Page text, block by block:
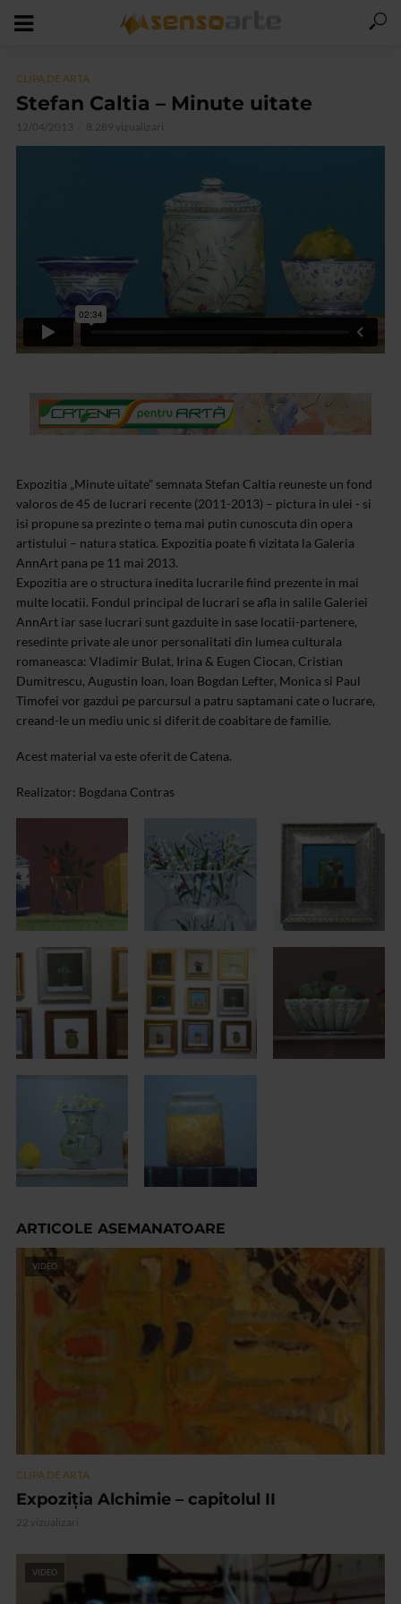
CLIPA DE ARTA
Stefan Caltia – Minute uitate
12/04/2013 8.289 vizualizari
Expozitia „Minute uitate” semnata Stefan Caltia reuneste un fond
valoros de 45 de lucrari recente (2011-2013) – pictura in ulei - si
isi propune sa prezinte o tema mai putin cunoscuta din opera
artistului – natura statica. Expozitia poate fi vizitata la Galeria
AnnArt pana pe 11 mai 2013.
Expozitia are o structura inedita lucrarile fiind prezente in mai
multe locatii. Fondul principal de lucrari se afla in salile Galeriei
AnnArt iar sase lucrari sunt gazduite in sase locatii-partenere,
resedinte private ale unor personalitati din lumea culturala
romaneasca: Vladimir Bulat, Irina & Eugen Ciocan, Cristian
Dumitrescu, Augustin Ioan, Ioan Bogdan Lefter, Monica si Paul
Timofei vor gazdui pe parcursul a patru saptamani cate o lucrare,
creand-le un mediu unic si diferit decoabitare de familie.
Acest material va este oferit de Catena.
Realizator: Bogdana Contras
ARTICOLE ASEMANATOARE
VIDEO
CLIPA DE ARTA
Expoziția Alchimie – capitolul II
22 vizualizari
VIDEO